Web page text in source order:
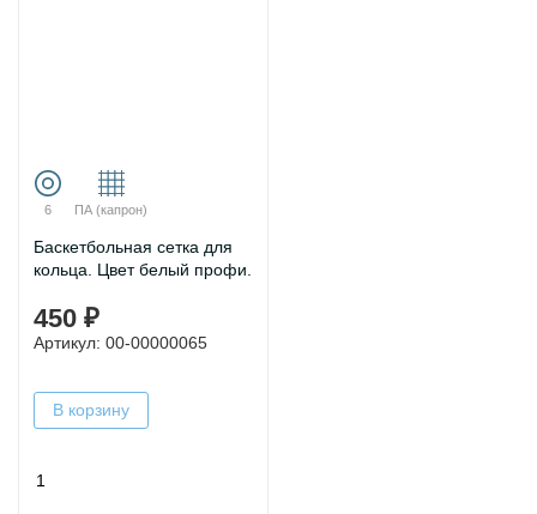
6 ПА (капрон)
Баскетбольная сетка для
кольца. Цвет белый профи.
450 ₽
Артикул: 00-00000065
В корзину